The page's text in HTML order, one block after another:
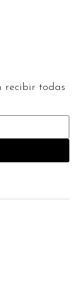
recibir todas